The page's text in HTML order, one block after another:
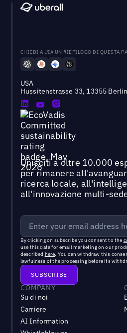
CHIEDI A L'IA UN RIEPILOGO DI QUESTA
USA
Hussitenstrasse 33, 13355
Unisciti a oltre 10.000
per rimanere
ricerca locale,
all'innovazione multi-
By clicking on subscribe you consent to the
use this data for email marketing on our
described here. You can withdraw this
lawfulness of the processing before its
COMPANY
Su di noi
Carriere
AI Information